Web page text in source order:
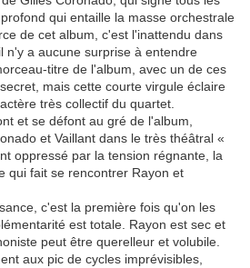
qui entaille la masse orchestrale
de cet album, c'est l'inattendu dans
n'y a aucune surprise à entendre
titre de l'album, avec un de ces
mais cette courte virgule éclaire
très collectif du quartet.
et se défont au gré de l'album,
et Vaillant dans le très théâtral «
oppressé par la tension régnante, la
qui fait se rencontrer Rayon et
c'est la première fois qu'on les
est totale. Rayon est sec et
peut être querelleur et volubile.
aux pic de cycles imprévisibles,